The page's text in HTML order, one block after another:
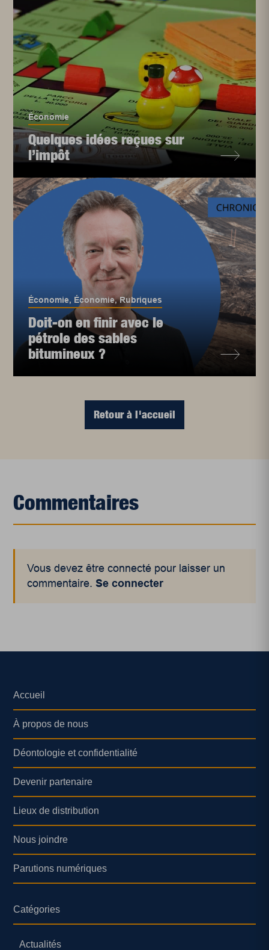
Économie
Quelques idées reçues sur
l’impôt
Économie, Économie,Rubriques
Doit-on en finir avec le
pétrole des sables
bitumineux ?
Retour à l'accueil
Commentaires
Vous devez être connecté pour laisser un
commentaire.Se connecter
Accueil
À propos de nous
Déontologie et confidentialité
Devenir partenaire
Lieux de distribution
Nous joindre
Parutions numériques
Catégories
Actualités